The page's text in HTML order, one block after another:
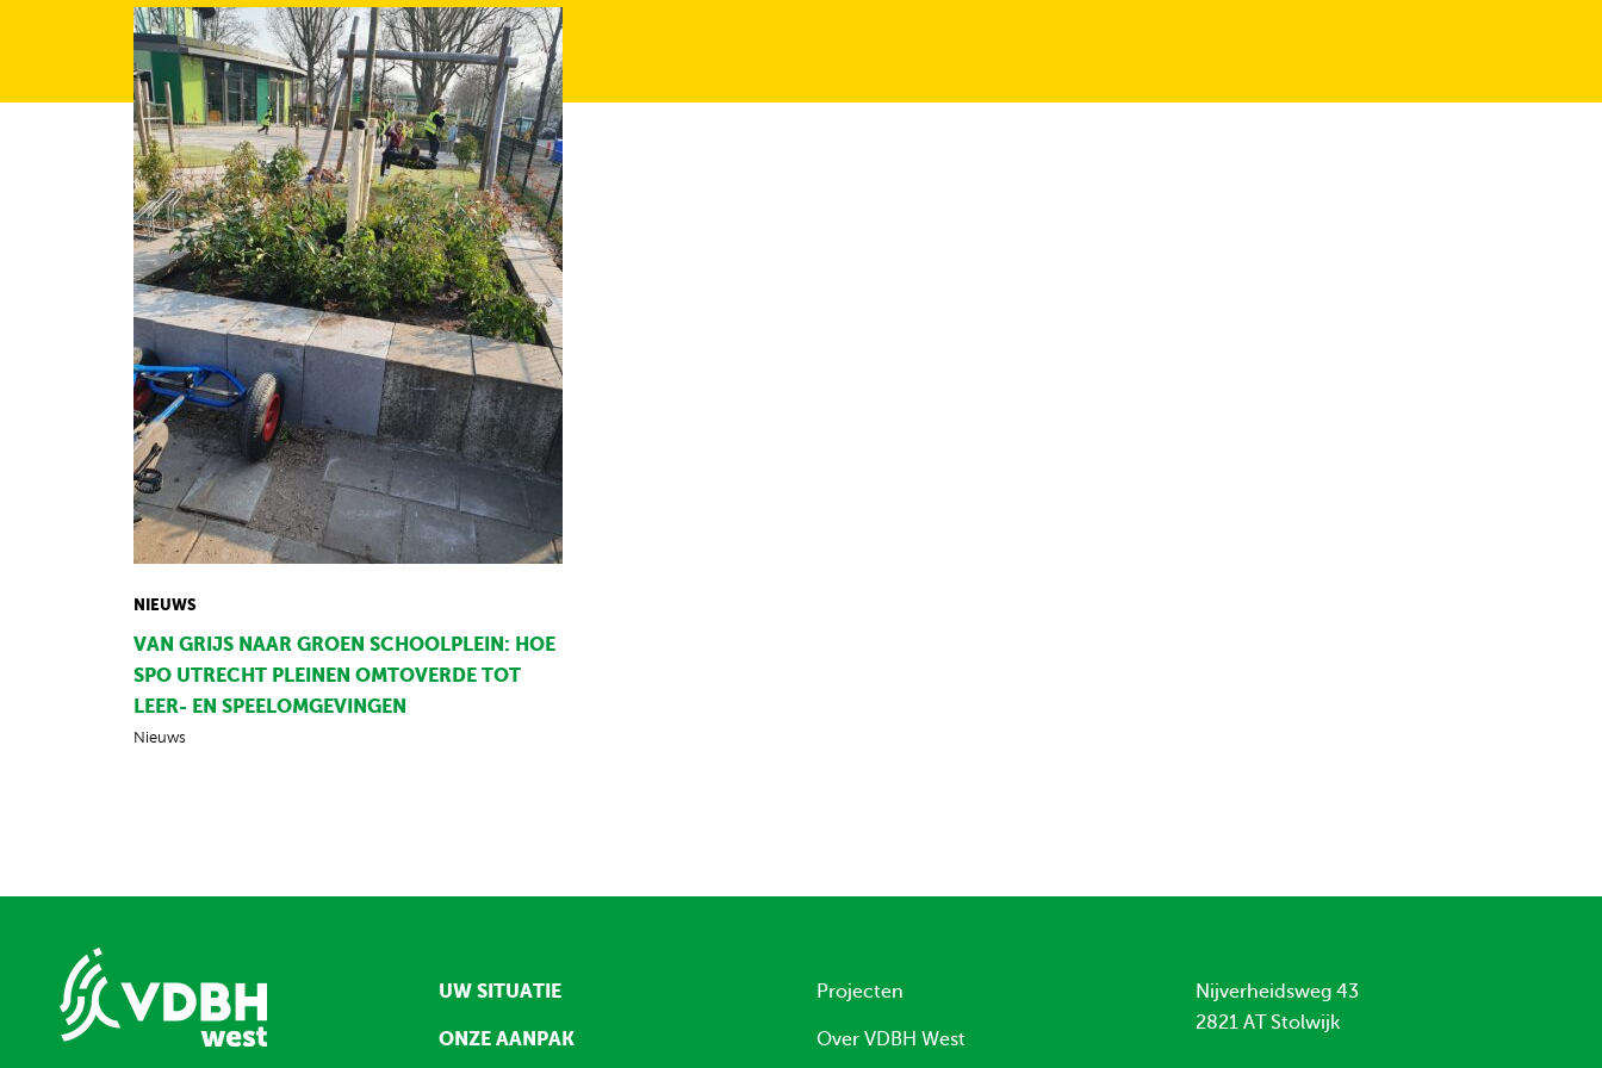
NIEUWS
VAN GRIJS NAAR GROEN SCHOOLPLEIN: HOE
SPO UTRECHT PLEINEN OMTOVERDE TOT
LEER- EN SPEELOMGEVINGEN
Nieuws
UW SITUATIE
ONZE AANPAK
Projecten
Over VDBH West
Nijverheidsweg 43
2821 AT Stolwijk